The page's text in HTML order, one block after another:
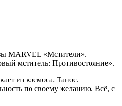
MARVEL «Мстители».
мститель: Противостояние».
из космоса: Танос.
по своему желанию. Всё, с